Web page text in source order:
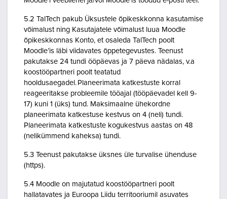
5.2 TalTech pakub Üksustele õpikeskkonna kasutamise
võimalust ning Kasutajatele võimalust luua Moodle
õpikeskkonnas Konto, et osaleda TalTech poolt
Moodle’is läbi viidavates õppetegevustes. Teenust
pakutakse 24 tundi ööpäevas ja 7 päeva nädalas, v.a
koostööpartneri poolt teatatud
hooldusaegadel. Planeerimata katkestuste korral
reageeritakse probleemile tööajal (tööpäevadel kell 9-
17) kuni 1 (üks) tund. Maksimaalne ühekordne
planeerimata katkestuse kestvus on 4 (neli) tundi.
Planeerimata katkestuste kogukestvus aastas on 48
(nelikümmend kaheksa) tundi.
5.3 Teenust pakutakse üksnes üle turvalise ühenduse
(https).
5.4 Moodle on majutatud koostööpartneri poolt
hallatavates ja Euroopa Liidu territooriumil asuvates